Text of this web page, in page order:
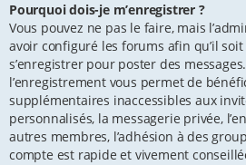
Pourquoi dois-je m’enregistrer ?
Vous pouvez ne pas le faire, mais
avoir configuré les forums afin qu’il
s’enregistrer pour poster des
l’enregistrement vous permet de
supplémentaires inaccessibles aux
personnalisés, la messagerie privée,
autres membres, l’adhésion à des
compte est rapide et vivement